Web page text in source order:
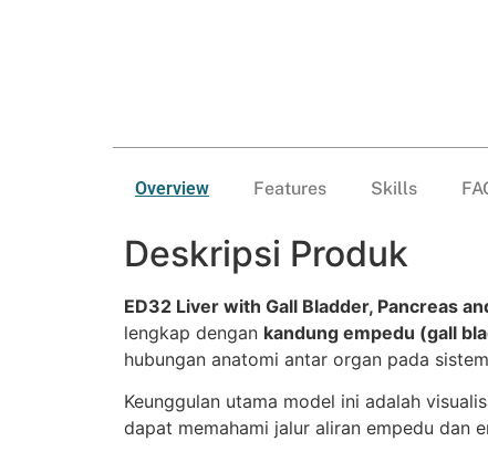
Overview Features Skills
Deskripsi Produk
ED32 Liver with Gall Bladder, Pancreas
lengkap dengan kandung empedu (gall
hubungan anatomi antar organ pada
Keunggulan utama model ini adalah
dapat memahami jalur aliran empedu dan